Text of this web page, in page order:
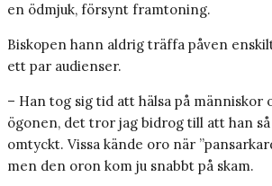
en ödmjuk, försynt framtoning.
Biskopen hann aldrig träffa påven
ett par audienser.
– Han tog sig tid att hälsa på människor
ögonen, det tror jag bidrog till att han
omtyckt. Vissa kände oro när
men den oron kom ju snabbt på skam.